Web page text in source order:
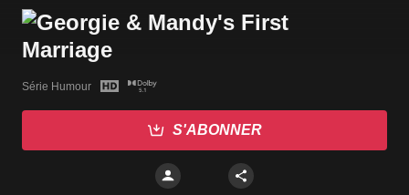
Série Humour
S'ABONNER